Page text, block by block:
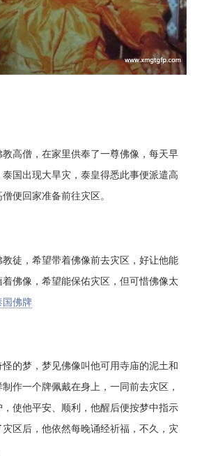
高僧，在家里供奉了一尊佛像，每天早
国出现大旱灾，泰皇得悉此事便派遣高
便回家准备前往灾区。
徒，希望带着佛像前去灾区，好让他能
佛像，希望能保佑灾区，但可惜佛像太
国佛牌
的梦，梦见佛像叫他可用寺庙的泥土和
作一个牌佩戴在身上，一同前去灾区，
使他平安、顺利，他醒后便按梦中指示
区后，他依然每晚诵经祈福，不久，灾